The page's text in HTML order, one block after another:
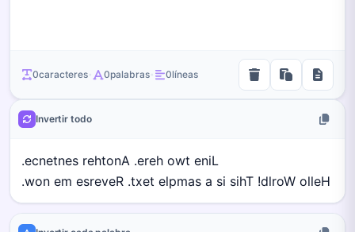
0caracteres 0palabras 0líneas
Invertir todo